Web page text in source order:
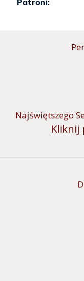
Najświętszego
Kliknij